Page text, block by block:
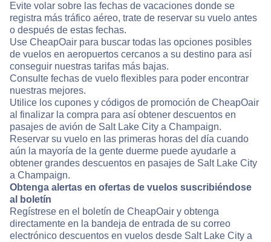
Evite volar sobre las fechas de vacaciones donde se
registra más tráfico aéreo, trate de reservar su vuelo antes
o después de estas fechas.
Use CheapOair para buscar todas las opciones posibles
de vuelos en aeropuertos cercanos a su destino para así
conseguir nuestras tarifas más bajas.
Consulte fechas de vuelo flexibles para poder encontrar
nuestras mejores.
Utilice los cupones y códigos de promoción de CheapOair
al finalizar la compra para así obtener descuentos en
pasajes de avión de Salt Lake City a Champaign.
Reservar su vuelo en las primeras horas del día cuando
aún la mayoría de la gente duerme puede ayudarle a
obtener grandes descuentos en pasajes de Salt Lake City
a Champaign.
Obtenga alertas en ofertas de vuelos suscribiéndose
al boletín
Regístrese en el boletín de CheapOair y obtenga
directamente en la bandeja de entrada de su correo
electrónico descuentos en vuelos desde Salt Lake City a